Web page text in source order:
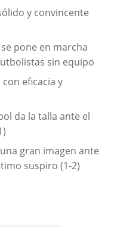
y convincente
se pone en marcha
sin equipo
con eficacia y
da la talla ante el
gran imagen ante
suspiro (1-2)